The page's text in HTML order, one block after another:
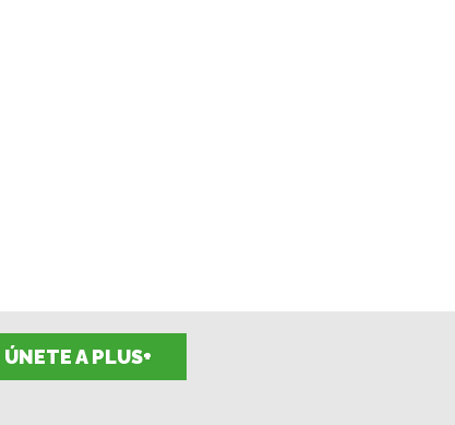
ÚNETE A PLUS+